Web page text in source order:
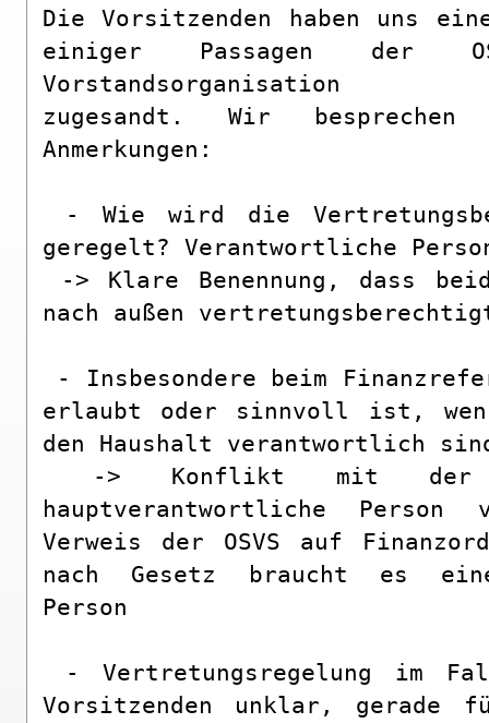
Die Vorsitzenden haben uns
einiger Passagen der
Vorstandsorganisation
zugesandt. Wir
Anmerkungen:
geregelt? Verantwortliche
nach außen
erlaubt oder sinnvoll ist,
den Haushalt verantwortlich
hauptverantwortliche
Verweis der OSVS auf
nach Gesetz braucht es
Person
Vorsitzenden unklar, gerade